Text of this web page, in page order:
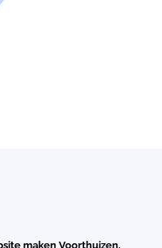
maken Voorthuizen.